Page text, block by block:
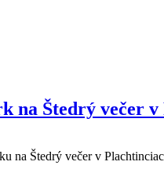
na Štedrý večer
na Štedrý večer v